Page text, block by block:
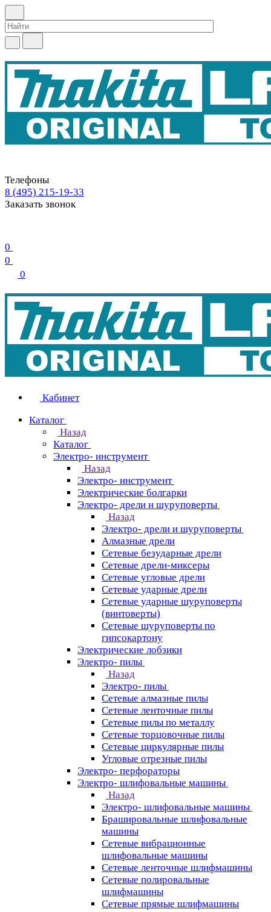
Телефоны
8 (495) 215-19-33
Заказать звонок
0
0
0
Кабинет
Каталог
Назад
Каталог
Электро- инструмент
Назад
Электро- инструмент
Электрические болгарки
Электро- дрели и шуруповерты
Назад
Электро- дрели и шуруповерты
Алмазные дрели
Сетевые безударные дрели
Сетевые дрели-миксеры
Сетевые угловые дрели
Сетевые ударные дрели
Сетевые ударные шуруповерты
(винтоверты)
Сетевые шуруповерты по
гипсокартону
Электрические лобзики
Электро- пилы
Назад
Электро- пилы
Сетевые алмазные пилы
Сетевые ленточные пилы
Сетевые пилы по металлу
Сетевые торцовочные пилы
Сетевые циркулярные пилы
Угловые отрезные пилы
Электро- перфораторы
Электро- шлифовальные машины
Назад
Электро- шлифовальные машины
Брашировальные шлифовальные
машины
Сетевые вибрационные
шлифовальные машины
Сетевые ленточные шлифмашины
Сетевые полировальные
шлифмашины
Сетевые прямые шлифмашины